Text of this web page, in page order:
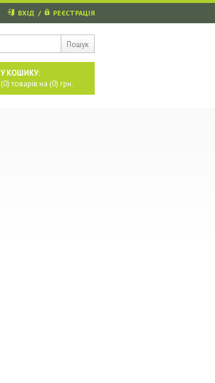
Пошук
ВХІД / РЕЄСТРАЦІЯ
У КОШИКУ:
(0) товарів на (0) грн.